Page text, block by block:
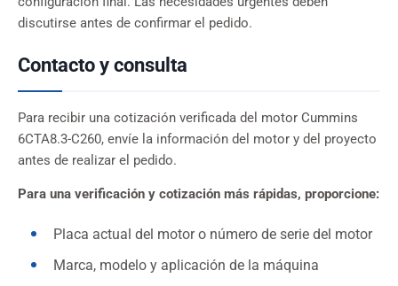
discutirse antes de confirmar el pedido.
Contacto y consulta
Para recibir una cotización verificada del motor Cummins
6CTA8.3-C260, envíe la información del motor y del proyecto
antes de realizar el pedido.
Para una verificación y cotización más rápidas, proporcione:
Placa actual del motor o número de serie del motor
Marca, modelo y aplicación de la máquina